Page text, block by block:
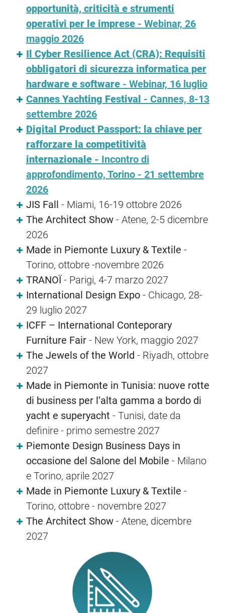
opportunità, criticità e strumenti
operativi per le imprese - Webinar, 26
maggio 2026
Il Cyber Resilience Act (CRA): Requisiti
obbligatori di sicurezza informatica per
hardware e software - Webinar, 16 luglio
Cannes Yachting Festival - Cannes, 8-13
settembre 2026
Digital Product Passport: la chiave per
rafforzare la competitività
internazionale - Incontro di
approfondimento, Torino - 21 settembre
2026
JIS Fall - Miami, 16-19 ottobre 2026
The Architect Show - Atene, 2-5 dicembre
2026
Made in Piemonte Luxury & Textile -
Torino, ottobre -novembre 2026
TRANOÏ- Parigi, 4-7 marzo 2027
International Design Expo - Chicago, 28-
29 luglio 2027
ICFF – International Conteporary
Furniture Fair - New York, maggio 2027
The Jewels of the World - Riyadh, ottobre
2027
Made in Piemonte in Tunisia: nuove rotte
di business per l’alta gamma a bordo di
yacht e superyacht - Tunisi, date da
definire - primo semestre 2027
Piemonte Design Business Days in
occasione del Salone del Mobile - Milano
e Torino, aprile 2027
Made in Piemonte Luxury & Textile -
Torino, ottobre - novembre 2027
The Architect Show - Atene, dicembre
2027